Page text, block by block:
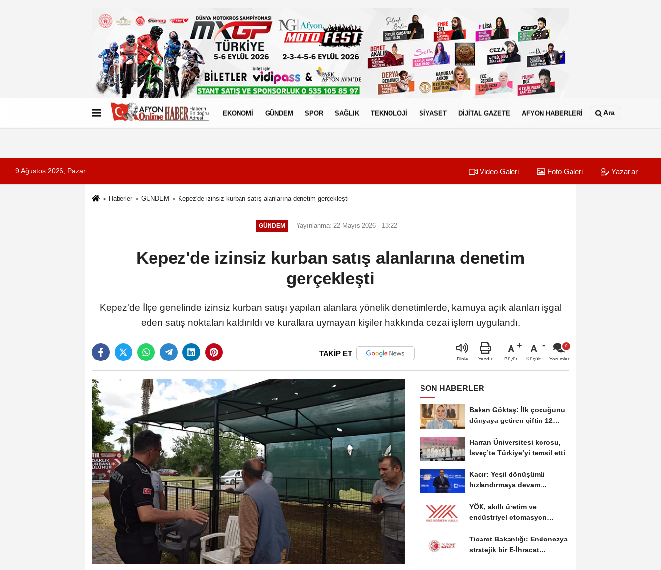
Künye İletişim Çerez Politikası
EKONOMİ GÜNDEM SPOR SAĞLIK TEKNOLOJİ SİYASET DİJİTAL GAZETE AFYON HABERLERİ Ara
9 Ağustos 2026, Pazar Video Galeri Foto Galeri Yazarlar
Haberler GÜNDEM Kepez'de izinsiz kurban satış alanlarına denetim gerçekleşti
GÜNDEM Yayınlanma: 22 Mayıs 2026 - 13:22
Kepez'de izinsiz kurban satış alanlarına denetim
gerçekleşti
Kepez'de İlçe genelinde izinsiz kurban satışı yapılan alanlara yönelik denetimlerde, kamuya açık alanları işgal
eden satış noktaları kaldırıldı ve kurallara uymayan kişiler hakkında cezai işlem uygulandı.
TAKİP ET
Dinle Yazdır
A
Büyüt
A
Küçült Yorumlar
SON HABERLER
Bakan Göktaş: İlk çocuğunu
dünyaya getiren çiftin 12
Harran Üniversitesi korosu,
İsveç’te Türkiye’yi temsil etti
Kacır: Yeşil dönüşümü
hızlandırmaya devam
YÖK, akıllı üretim ve
endüstriyel otomasyon
Ticaret Bakanlığı: Endonezya
stratejik bir E-İhracat